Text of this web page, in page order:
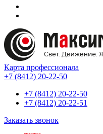
Карта профессионала
+7 (8412) 20-22-50
+7 (8412) 20-22-50
+7 (8412) 20-22-51
Заказать звонок